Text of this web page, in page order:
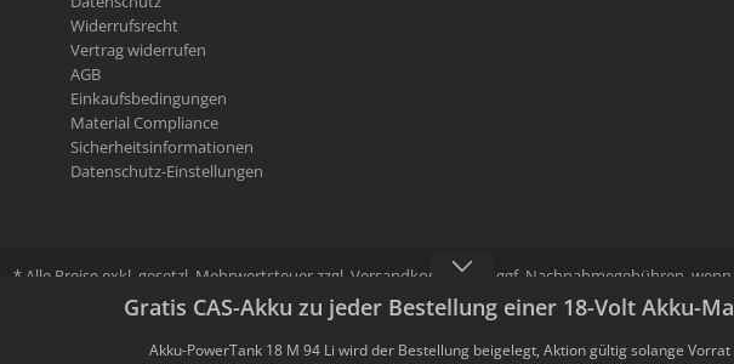
Gratis CAS-Akku zu jeder Bestellung einer 18-Volt Akku-
Akku-PowerTank 18 M 94 Li wird der Bestellung beigelegt, Aktion gültig solange
Widerrufsrecht
Vertrag widerrufen
AGB
Einkaufsbedingungen
Material Compliance
Sicherheitsinformationen
Datenschutz-Einstellungen
* Alle Preise exkl. gesetzl. Mehrwertsteuer zzgl. Versandkostenund ggf. Nachnahmegebühren,
Verkauf und Versand erfolgt über Mafell Fachhändler. Der Mafell Fachhändler kann im